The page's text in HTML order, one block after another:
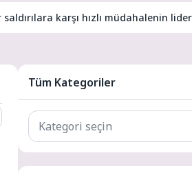
saldırılara karşı hızlı müdahalenin
Tüm Kategoriler
Tüm
Kategoriler